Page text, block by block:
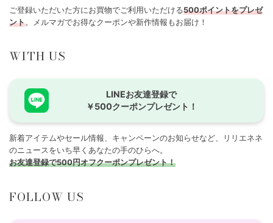
ご登録いただいた方にお買物でご利用いただける500ポイントをプレゼ
ント。メルマガでお得なクーポンや新作情報もお届け！
WITH US
LINEお友達登録で
￥500クーポンプレゼント！
新着アイテムやセール情報、キャンペーンのお知らせなど、リリエネネ
のニュースをいち早くあなたの手のひらへ。
お友達登録で500円オフクーポンプレゼント！
FOLLOW US